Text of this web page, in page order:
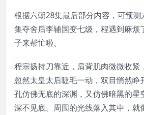
根据六朝28集最后部分内容，可预
集夺舍后李辅国变七级，程遇到麻烦
子来帮忙啦。
程宗扬持刀靠近，肩背肌肉微微收紧
忽然太皇太后睫毛一动，双目悄然睁
孔仿佛无底的深渊，又仿佛暗黑的星
深不见底。周围的光线落入其中，就